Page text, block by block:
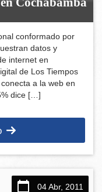
conformado por
datos y
internet en
de Los Tiempos
a la web en
dice […]
04 Abr, 2011